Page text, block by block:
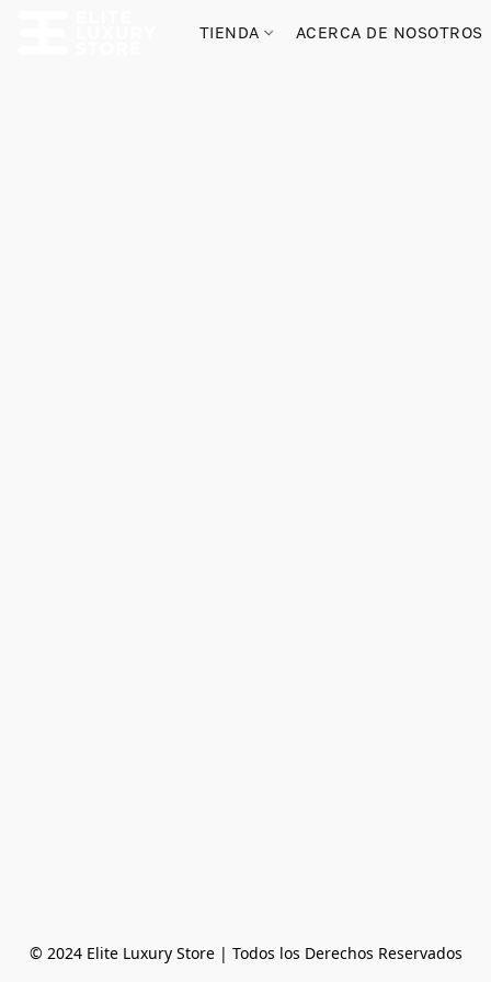
TIENDA ACERCA DE NOSOTROS
© 2024 Elite Luxury Store | Todos los Derechos Reservados